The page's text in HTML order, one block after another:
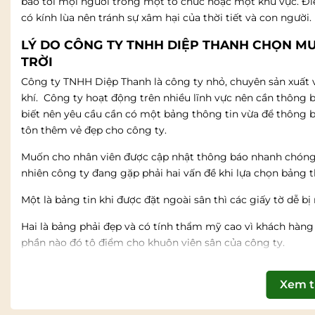
có kính lùa nên tránh sự xâm hại của thời tiết và con người.
LÝ DO CÔNG TY TNHH DIỆP THANH CHỌN
TRỜI
Công ty TNHH Diệp Thanh là công ty nhỏ, chuyên sản
khí. Công ty hoạt động trên nhiều lĩnh vực nên cần thông
biết nên yêu cầu cần có một bảng thông tin vừa để thông
tôn thêm vẻ đẹp cho công ty.
Muốn cho nhân viên được cập nhật thông báo nhanh
nhiên công ty đang gặp phải hai vấn đề khi lựa chọn bảng
Một là bảng tin khi được đặt ngoài sân thì các giấy tờ dễ
Hai là bảng phải đẹp và có tính thẩm mỹ cao vì khách
phần nào đó tô điểm cho khuôn viên sân của công ty.
Để giải quyết được cả 2 vấn đề này, nhân viên tư vấn của
treo tường cửa kính lùa. Loại bảng
không bị ảnh hưởng và đảm bảo độ an toàn. Sau khi tìm
Xem